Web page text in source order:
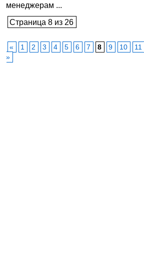
менеджерам ...
Страница 8 из 26
« 1 2 3 4 5 6 7 8 9 10 11
»